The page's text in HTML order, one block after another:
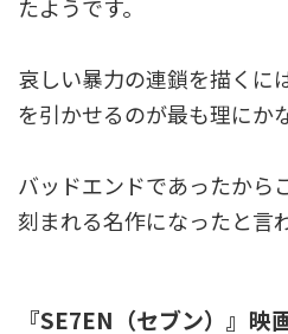
たようです。
哀しい暴力の連鎖を描くに
を引かせるのが最も理にか
バッドエンドであったから
刻まれる名作になったと言
『SE7EN（セブン）』映